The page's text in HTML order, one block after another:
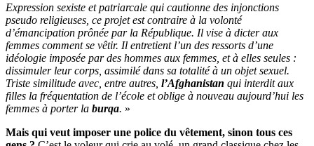
Expression sexiste et patriarcale qui cautionne des injonctions
pseudo religieuses, ce projet est contraire à la volonté
d’émancipation prônée par la République. Il vise à dicter aux
femmes comment se vêtir. Il entretient l’un des ressorts d’une
idéologie imposée par des hommes aux femmes, et à elles seules :
dissimuler leur corps, assimilé dans sa totalité à un objet sexuel.
Triste similitude avec, entre autres, l’Afghanistan qui interdit aux
filles la fréquentation de l’école et oblige à nouveau aujourd’hui les
femmes à porter la burqa. »
Mais qui veut imposer une police du vêtement, sinon tous ces